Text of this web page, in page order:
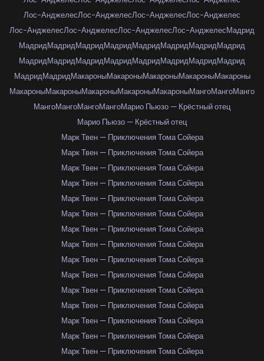
Лос-АнджелесЛос-АнджелесЛос-АнджелесЛос-Анджелес
Лос-АнджелесЛос-АнджелесЛос-АнджелесЛос-АнджелесМадрид
МадридМадридМадридМадридМадридМадридМадридМадрид
МадридМадридМадридМадридМадридМадридМадридМадрид
МадридМадридМакароныМакароныМакароныМакароныМакароны
МакароныМакароныМакароныМакароныМакароныМангоМангоМанго
МангоМангоМангоМангоМарио Пьюзо — Крёстный отец
Марио Пьюзо — Крёстный отец
Марк Твен — Приключения Тома Сойера
Марк Твен — Приключения Тома Сойера
Марк Твен — Приключения Тома Сойера
Марк Твен — Приключения Тома Сойера
Марк Твен — Приключения Тома Сойера
Марк Твен — Приключения Тома Сойера
Марк Твен — Приключения Тома Сойера
Марк Твен — Приключения Тома Сойера
Марк Твен — Приключения Тома Сойера
Марк Твен — Приключения Тома Сойера
Марк Твен — Приключения Тома Сойера
Марк Твен — Приключения Тома Сойера
Марк Твен — Приключения Тома Сойера
Марк Твен — Приключения Тома Сойера
Марк Твен — Приключения Тома Сойера